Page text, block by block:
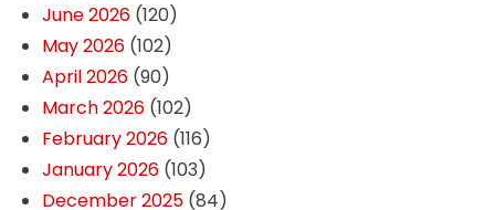
June 2026(120)
May 2026(102)
April 2026(90)
March 2026(102)
February 2026(116)
January 2026(103)
December 2025(84)